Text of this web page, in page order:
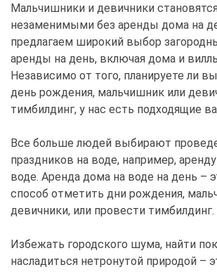
Мальчишники и девичники
незаменимыми без аренды дома на
предлагаем широкий выбор
аренды на день, включая дома и
Независимо от того, планируете ли
день рождения, мальчишник или
тимбилдинг, у нас есть подходящие
Все больше людей выбирают
праздников на воде, например,
воде. Аренда дома на воде на день –
способ отметить дни рождения,
девичники, или провести тимбилдинг.
Избежать городского шума, найти
насладиться нетронутой природой –